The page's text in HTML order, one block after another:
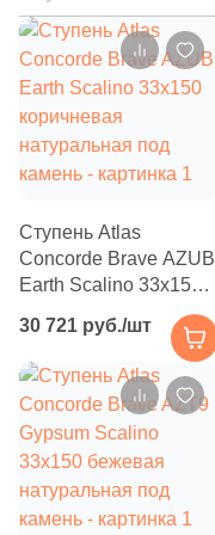
Motto Ceramic (104)
Mozart (7)
Museum (95
Mutina ( 5)
NABEL (6)
NS Ceramic (28)
NT Ceramic (296
Naeen Tile (7 )
Ступень Atlas
Concorde Brave AZUB
Earth Scalino 33x150
натуральная под
камень
30 721 руб./шт